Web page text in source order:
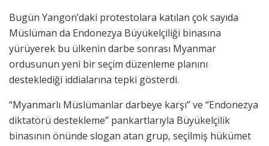
Bugün Yangon’daki protestolara katılan çok sayıda
Müslüman da Endonezya Büyükelçiliği binasına
yürüyerek bu ülkenin darbe sonrası Myanmar
ordusunun yeni bir seçim düzenleme planını
desteklediği iddialarına tepki gösterdi.
“Myanmarlı Müslümanlar darbeye karşı” ve “Endonezya
diktatörü destekleme” pankartlarıyla Büyükelçilik
binasının önünde slogan atan grup, seçilmiş hükümet